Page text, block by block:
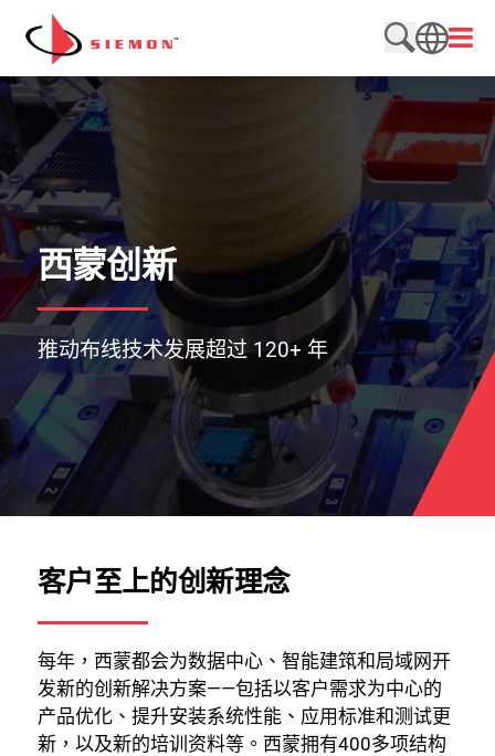
跳至内容
搜索网站
打开
SEARCH
西蒙创新
推动布线技术发展超过 120+ 年
客户至上的创新理念
每年，西蒙都会为数据中心、智能建筑和局域网开
发新的创新解决方案——包括以客户需求为中心的
产品优化、提升安装系统性能、应用标准和测试更
新，以及新的培训资料等。西蒙拥有400多项结构